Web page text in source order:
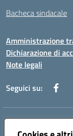
Bacheca sindacale
Amministrazione
Dichiarazione di
Note legali
Seguici su:
Indirizzo:
Centralino:0924